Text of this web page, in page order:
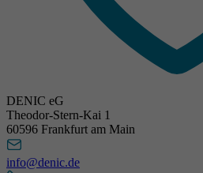
DENIC eG
Theodor-Stern-Kai 1
60596 Frankfurt am Main
info@denic.de